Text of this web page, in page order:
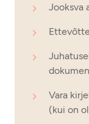
Jooksva
Vara
(kui on